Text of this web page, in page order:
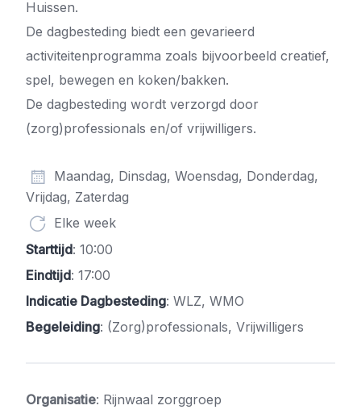
Huissen.
De dagbesteding biedt een gevarieerd
activiteitenprogramma zoals bijvoorbeeld creatief,
spel, bewegen en koken/bakken.
De dagbesteding wordt verzorgd door
(zorg)professionals en/of vrijwilligers.
Maandag, Dinsdag, Woensdag, Donderdag,
Vrijdag, Zaterdag
Elke week
Starttijd: 10:00
Eindtijd: 17:00
Indicatie Dagbesteding: WLZ, WMO
Begeleiding: (Zorg)professionals, Vrijwilligers
Organisatie: Rijnwaal zorggroep